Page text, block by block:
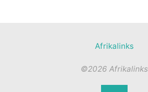
Afrikalinks
©2026 Afrikalinks